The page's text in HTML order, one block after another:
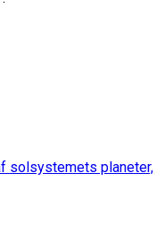
solsystemets planeter,